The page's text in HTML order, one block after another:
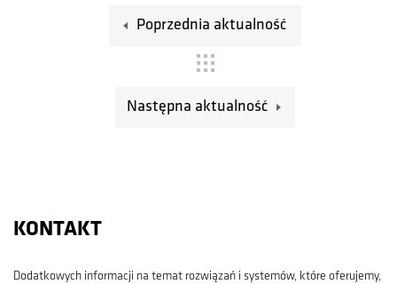
Poprzednia aktualność
Następna aktualność
KONTAKT
Dodatkowych informacji na temat rozwiązań i systemów, które oferujemy,